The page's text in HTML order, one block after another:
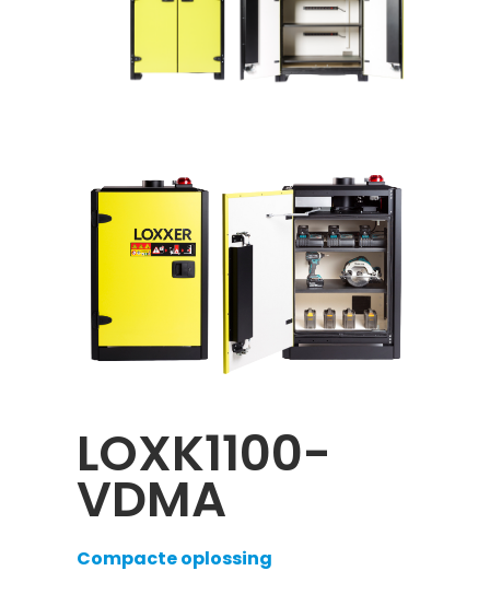
LOXK1100-
VDMA
Compacte oplossing